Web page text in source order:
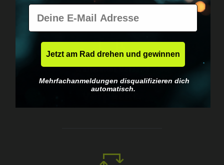
Weltweiter Versand
Schnell & neutral
verpackt.
E-Mail
Jetzt am Rad drehen und gewinnen
Mehrfachanmeldungen disqualifizieren dich
automatisch.